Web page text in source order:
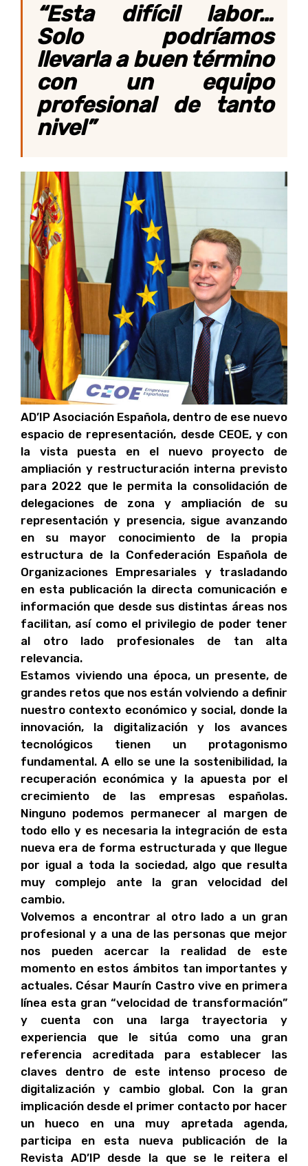
“Esta difícil labor…
Solo podríamos
llevarla a buen término
con un equipo
profesional de tanto
nivel”
AD’IP Asociación Española, dentro de ese nuevo
espacio de representación, desde CEOE, y con
la vista puesta en el nuevo proyecto de
ampliación y restructuración interna previsto
para 2022 que le permita la consolidación de
delegaciones de zona y ampliación de su
representación y presencia, sigue avanzando
en su mayor conocimiento de la propia
estructura de la Confederación Española de
Organizaciones Empresariales y trasladando
en esta publicación la directa comunicación e
información que desde sus distintas áreas nos
facilitan, así como el privilegio de poder tener
al otro lado profesionales de tan alta
relevancia.
Estamos viviendo una época, un presente, de
grandes retos que nos están volviendo a definir
nuestro contexto económico y social, donde la
innovación, la digitalización y los avances
tecnológicos tienen un protagonismo
fundamental. A ello se une la sostenibilidad, la
recuperación económica y la apuesta por el
crecimiento de las empresas españolas.
Ninguno podemos permanecer al margen de
todo ello y es necesaria la integración de esta
nueva era de forma estructurada y que llegue
por igual a toda la sociedad, algo que resulta
muy complejo ante la gran velocidad del
cambio.
Volvemos a encontrar al otro lado a un gran
profesional y a una de las personas que mejor
nos pueden acercar la realidad de este
momento en estos ámbitos tan importantes y
actuales. César Maurín Castro vive en primera
línea esta gran “velocidad de transformación”
y cuenta con una larga trayectoria y
experiencia que le sitúa como una gran
referencia acreditada para establecer las
claves dentro de este intenso proceso de
digitalización y cambio global. Con la gran
implicación desde el primer contacto por hacer
un hueco en una muy apretada agenda,
participa en esta nueva publicación de la
Revista AD’IP desde la que se le reitera el